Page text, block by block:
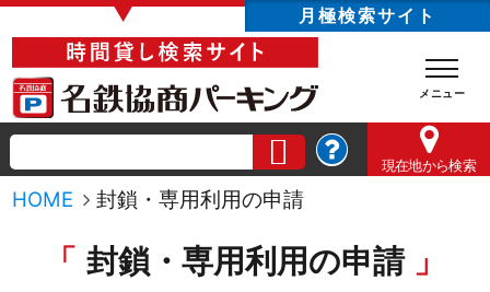
▼ 月極検索サイト
現在地から検索
HOME 封鎖・専用利用の申請
封鎖・専用利用の申請